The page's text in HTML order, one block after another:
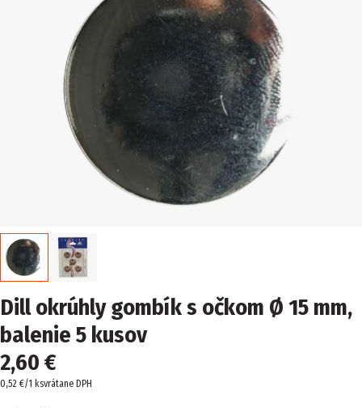
Dill okrúhly gombík s očkom Ø 15 mm,
balenie 5 kusov
2,60 €
0,52 €/1 ksvrátane DPH